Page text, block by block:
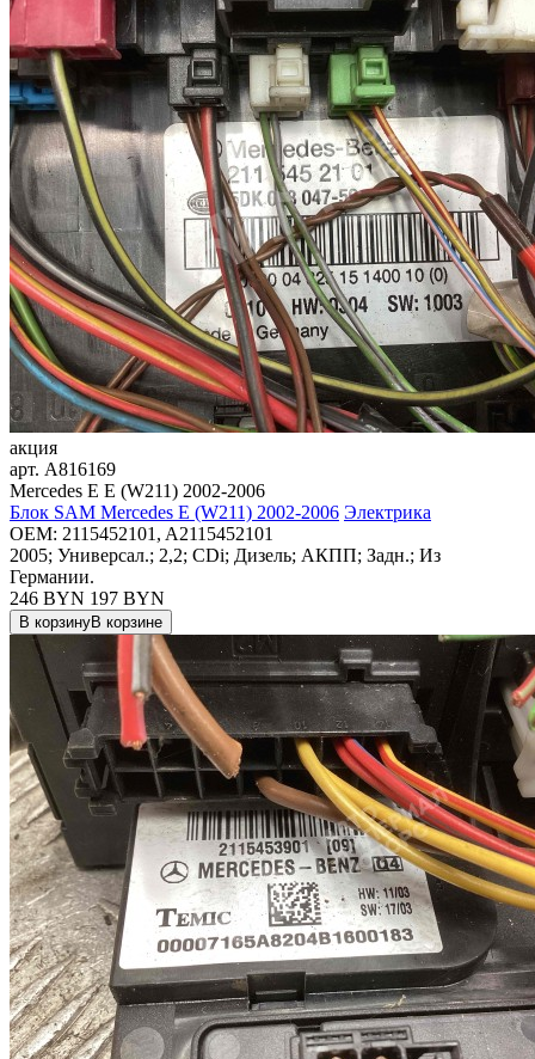
акция
арт. A816169
Mercedes E E (W211) 2002-2006
Блок SAM Mercedes E (W211) 2002-2006 Электрика
OEM: 2115452101, A2115452101
2005; Универсал.; 2,2; CDi; Дизель; АКПП; Задн.; Из
Германии.
246 BYN 197 BYN
В корзинуВ корзине